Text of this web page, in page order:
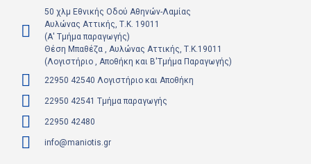
50 χλμ Εθνικής Οδού Αθηνών-Λαμίας
Αυλώνας Αττικής, Τ.Κ. 19011
(Α' Τμήμα παραγωγής)
Θέση Μπαθέζα , Αυλώνας Αττικής, Τ.Κ.19011
(Λογιστήριο , Αποθήκη και Β'Τμήμα Παραγωγής)
22950 42540 Λογιστήριο και Αποθήκη
22950 42541 Τμήμα παραγωγής
22950 42480
info@maniotis.gr